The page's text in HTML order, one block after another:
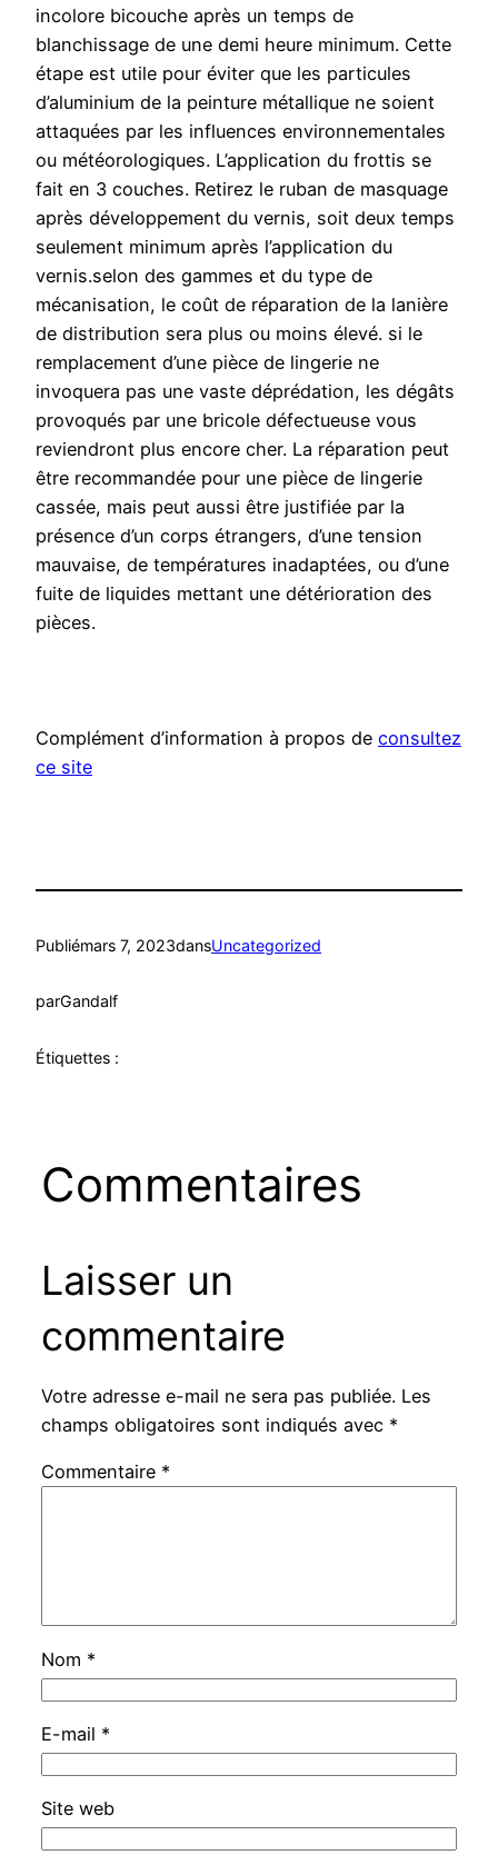
incolore bicouche après un temps de
blanchissage de une demi heure minimum. Cette
étape est utile pour éviter que les particules
d’aluminium de la peinture métallique ne soient
attaquées par les influences environnementales
ou météorologiques. L’application du frottis se
fait en 3 couches. Retirez le ruban de masquage
après développement du vernis, soit deux temps
seulement minimum après l’application du
vernis.selon des gammes et du type de
mécanisation, le coût de réparation de la lanière
de distribution sera plus ou moins élevé. si le
remplacement d’une pièce de lingerie ne
invoquera pas une vaste déprédation, les dégâts
provoqués par une bricole défectueuse vous
reviendront plus encore cher. La réparation peut
être recommandée pour une pièce de lingerie
cassée, mais peut aussi être justifiée par la
présence d’un corps étrangers, d’une tension
mauvaise, de températures inadaptées, ou d’une
fuite de liquides mettant une détérioration des
pièces.
Complément d’information à propos de consultez
ce site
Publiémars 7, 2023dansUncategorized
parGandalf
Étiquettes :
Commentaires
Laisser un
commentaire
Votre adresse e-mail ne sera pas publiée. Les
champs obligatoires sont indiqués avec *
Commentaire *
Nom *
E-mail *
Site web